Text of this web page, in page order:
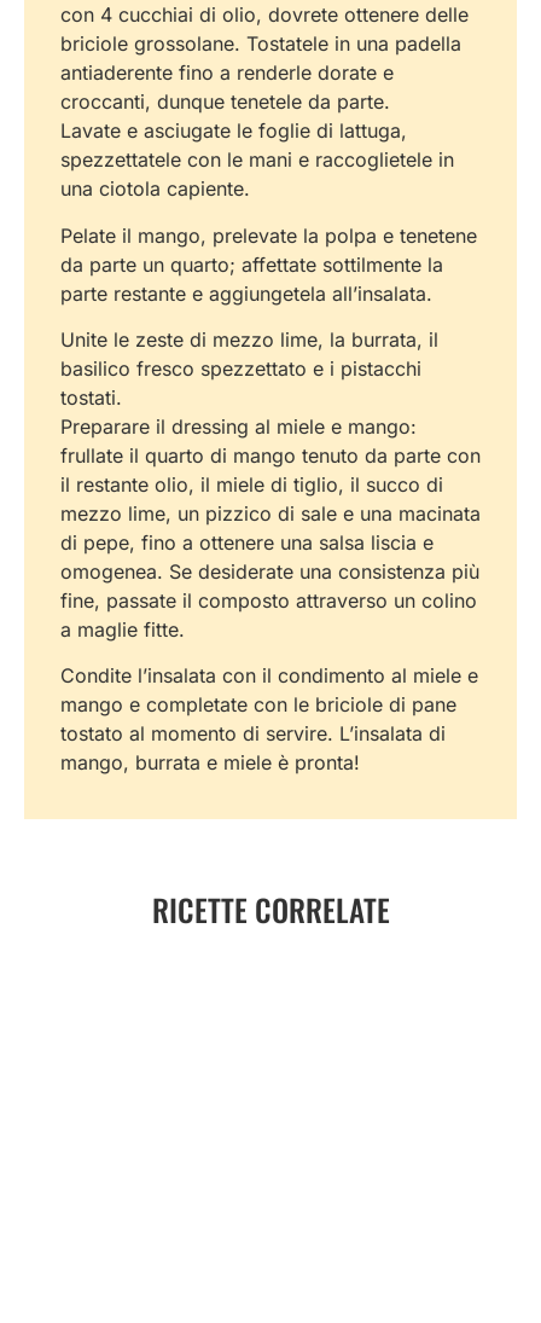
con 4 cucchiai di olio, dovrete ottenere delle
briciole grossolane. Tostatele in una padella
antiaderente fino a renderle dorate e
croccanti, dunque tenetele da parte.
Lavate e asciugate le foglie di lattuga,
spezzettatele con le mani e raccoglietele in
una ciotola capiente.
Pelate il mango, prelevate la polpa e tenetene
da parte un quarto; affettate sottilmente la
parte restante e aggiungetela all’insalata.
Unite le zeste di mezzo lime, la burrata, il
basilico fresco spezzettato e i pistacchi
tostati.
Preparare il dressing al miele e mango:
frullate il quarto di mango tenuto da parte con
il restante olio, il miele di tiglio, il succo di
mezzo lime, un pizzico di sale e una macinata
di pepe, fino a ottenere una salsa liscia e
omogenea. Se desiderate una consistenza più
fine, passate il composto attraverso un colino
a maglie fitte.
Condite l’insalata con il condimento al miele e
mango e completate con le briciole di pane
tostato al momento di servire. L’insalata di
mango, burrata e miele è pronta!
RICETTE CORRELATE